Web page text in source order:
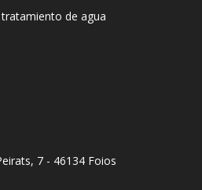
de agua
7 - 46134 Foios